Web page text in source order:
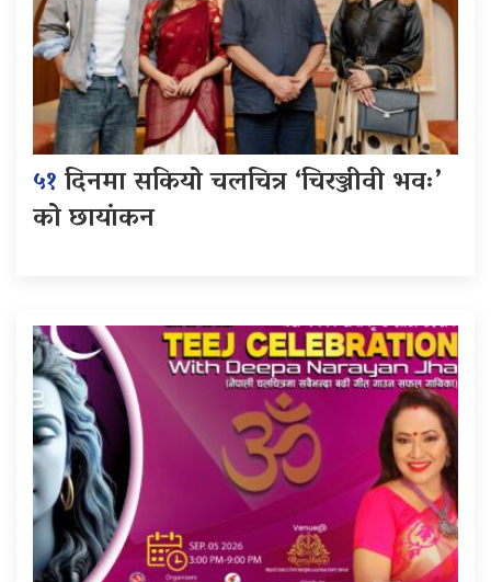
५१दिनमा सकियो चलचित्र ‘चिरञ्जीवी भवः’
को छायांकन